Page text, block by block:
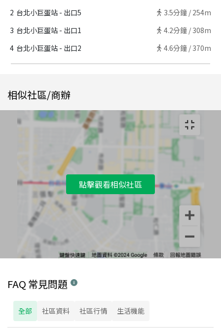
2 台北小巨蛋站 - 出口5 3.5分鐘 / 254m
3 台北小巨蛋站 - 出口1 4.2分鐘 / 308m
4 台北小巨蛋站 - 出口2 4.6分鐘 / 370m
相似社區/商辦
點擊觀看相似社區
FAQ 常見問題
全部 社區資料 社區行情 生活機能